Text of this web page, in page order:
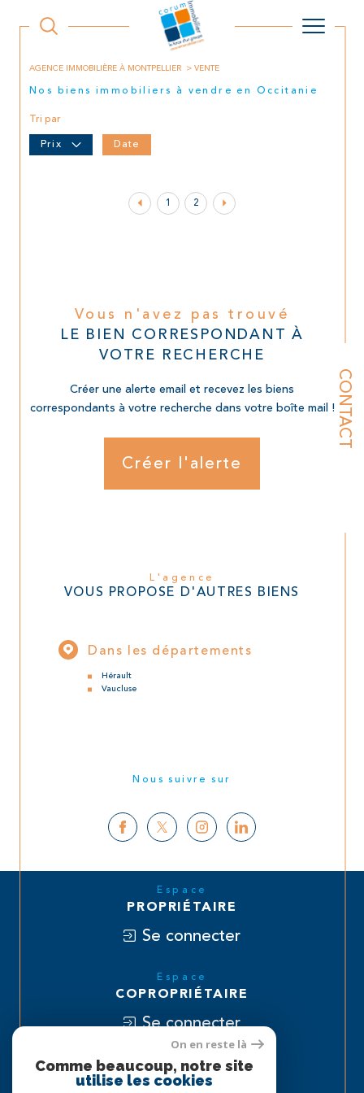
CONTACT
AGENCE IMMOBILIÈRE À MONTPELLIER VENTE
Nos biens immobiliers à vendre en Occitanie
Tri par
Prix
Date
1 2
Vous n'avez pas trouvé
LE BIEN CORRESPONDANT À
VOTRE RECHERCHE
Créer une alerte email et recevez les biens
correspondants à votre recherche dans votre boîte mail !
Créer l'alerte
L'agence
VOUS PROPOSE D'AUTRES BIENS
Dans les départements
Hérault
Vaucluse
Nous suivre sur
Espace
PROPRIÉTAIRE
Se connecter
Espace
COPROPRIÉTAIRE
Se connecter
Nous
ADHÉRONS
On en reste là
Comme beaucoup, notre site
utilise les cookies